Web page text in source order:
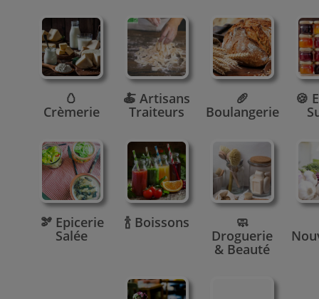
🥚
Crèmerie
🍝 Artisans
Traiteurs
🥖
Boulangerie
🍪
🫘 Epicerie
Salée
🍾 Boissons 🧼
Droguerie
& Beauté